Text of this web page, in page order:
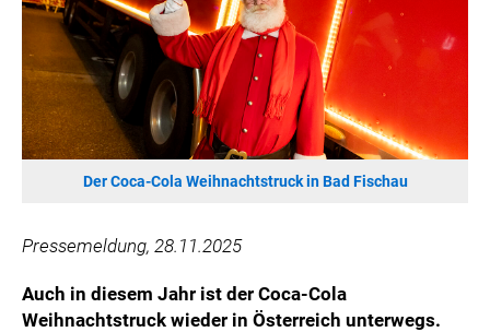
ANNEMARIE CHARITY
IMPERIAL MARKETS
TRÄGERVEREIN EINWEGPFAND
SPECIAL OLYMPICS ÖSTERREICH
MEDIA
Der Coca-Cola Weihnachtstruck in Bad Fischau
Pressemeldung, 28.11.2025
Auch in diesem Jahr ist der Coca-Cola
Weihnachtstruck wieder in Österreich unterwegs.